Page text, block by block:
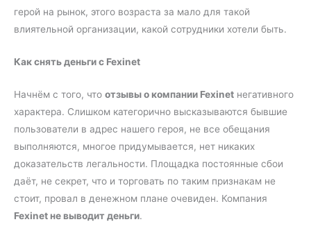
герой на рынок, этого возраста за мало для такой
влиятельной организации, какой сотрудники хотели быть.
Как снять деньги с Fexinet
Начнём с того, что отзывы о компании Fexinet негативного
характера. Слишком категорично высказываются бывшие
пользователи в адрес нашего героя, не все обещания
выполняются, многое придумывается, нет никаких
доказательств легальности. Площадка постоянные сбои
даёт, не секрет, что и торговать по таким признакам не
стоит, провал в денежном плане очевиден. Компания
Fexinet не выводит деньги.